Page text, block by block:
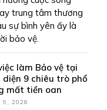
trung tâm thương
sự bình yên ấy là
bảo vệ.
làm Bảo vệ tại
diện 9 chiêu trò phổ
mất tiền oan
9, 2026